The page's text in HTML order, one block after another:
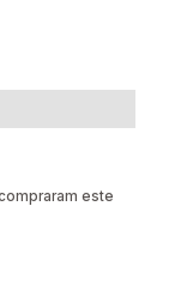
este